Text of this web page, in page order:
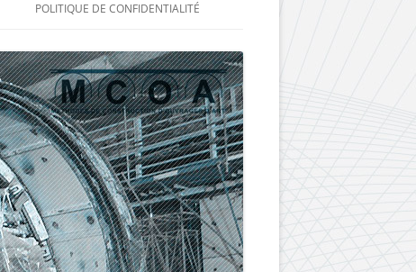
POLITIQUE DE CONFIDENTIALITÉ